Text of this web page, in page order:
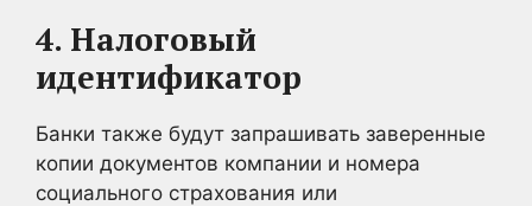
4. Налоговый
идентификатор
Банки также будут запрашивать заверенные
копии документов компании и номера
социального страхования или